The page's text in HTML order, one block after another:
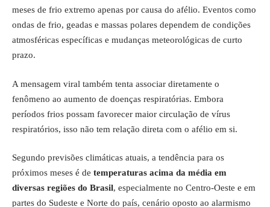
meses de frio extremo apenas por causa do afélio. Eventos como
ondas de frio, geadas e massas polares dependem de condições
atmosféricas específicas e mudanças meteorológicas de curto
prazo.
A mensagem viral também tenta associar diretamente o
fenômeno ao aumento de doenças respiratórias. Embora
períodos frios possam favorecer maior circulação de vírus
respiratórios, isso não tem relação direta com o afélio em si.
Segundo previsões climáticas atuais, a tendência para os
próximos meses é de temperaturas acima da média em
diversas regiões do Brasil, especialmente no Centro-Oeste e em
partes do Sudeste e Norte do país, cenário oposto ao alarmismo